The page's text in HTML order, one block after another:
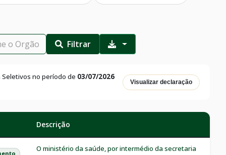
Filtrar
no período de 03/07/2026
Visualizar declaração
Descrição
O ministério da saúde, por intermédio da secretaria